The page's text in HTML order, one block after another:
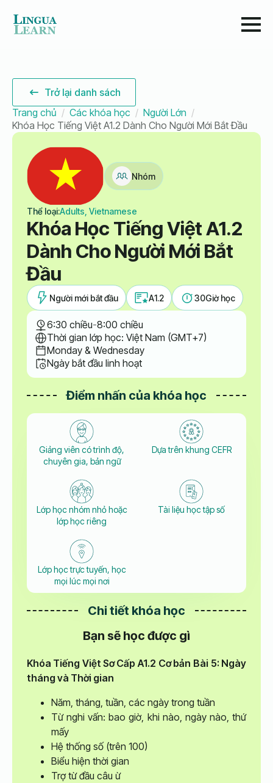
Trở lại danh sách
Trang chủ
Các khóa học
Người Lớn
Khóa Học Tiếng Việt A1.2 Dành Cho Người Mới Bắt Đầu
Nhóm
Thể loại:Adults, Vietnamese
Khóa Học Tiếng Việt A1.2
Dành Cho Người Mới Bắt
Đầu
Người mới bắt đầu A1.2 30Giờ học
6:30 chiều-8:00 chiều
Thời gian lớp học: Việt Nam (GMT+7)
Monday & Wednesday
Ngày bắt đầu linh hoạt
Điểm nhấn của khóa học
Giảng viên có trình độ,
chuyên gia, bản ngữ
Dựa trên khung CEFR
Lớp học nhóm nhỏ hoặc
lớp học riêng
Tài liệu học tập số
Lớp học trực tuyến, học
mọi lúc mọi nơi
Chi tiết khóa học
Bạn sẽ học được gì
Khóa Tiếng Việt Sơ Cấp A1.2 Cơ bản Bài 5: Ngày
tháng và Thời gian
Năm, tháng, tuần, các ngày trong tuần
Từ nghi vấn: bao giờ, khi nào, ngày nào, thứ
mấy
Hệ thống số (trên 100)
Biểu hiện thời gian
Trợ từ đầu câu ừ